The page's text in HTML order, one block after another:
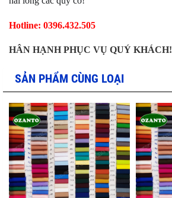
Hotline: 0396.432.505
HÂN HẠNH PHỤC VỤ QUÝ KHÁCH!
SẢN PHẨM CÙNG LOẠI